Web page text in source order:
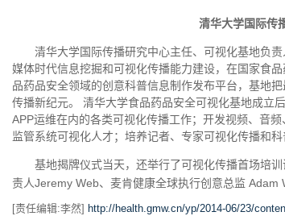
清华大学国际传
清华大学国际传播研究中心主任、可视化基地负责
媒体时代信息挖掘和可视化传播能力建设，在国家食
品药品安全领域的创意科普信息制作发布平台，基地
传播新纪元。 清华大学食品药品安全可视化基地成立
APP运维在内的各类可视化传播工作；开发视频、音
监管系统可视化人才；培养记者、专家可视化传播和
基地揭牌仪式当天，还举行了可视化传播首场培训
责人Jeremy Web、麦肯健康全球执行创意总监 Adam
[责任编辑:李然] http://health.gmw.cn/yp/2014-06/23/